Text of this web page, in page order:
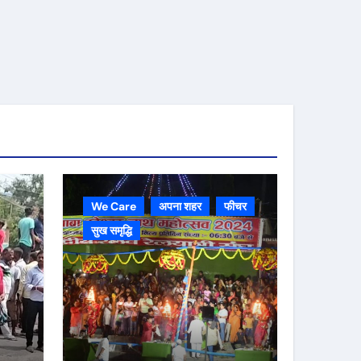
We Care अपना शहर
फीचर
सुख समृद्धि